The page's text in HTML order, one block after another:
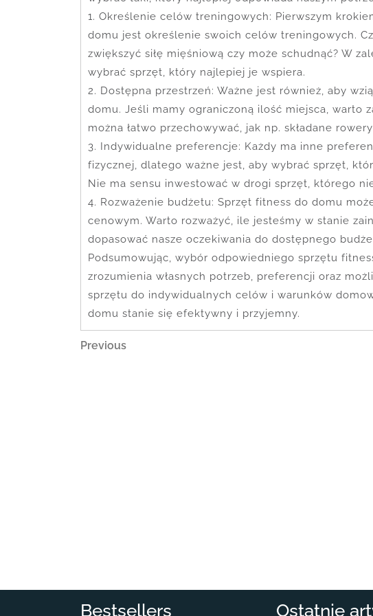
1. Określenie celów treningowych: Pierwszym
domu jest określenie swoich celów treningowych.
zwiększyć siłę mięśniową czy może schudnąć? W
wybrać sprzęt, który najlepiej je wspiera.
2. Dostępna przestrzeń: Ważne jest również, aby
domu. Jeśli mamy ograniczoną ilość miejsca, warto
można łatwo przechowywać, jak np. składane
3. Indywidualne preferencje: Każdy ma inne
fizycznej, dlatego ważne jest, aby wybrać sprzęt,
Nie ma sensu inwestować w drogi sprzęt, którego
4. Rozważenie budżetu: Sprzęt fitness do domu
cenowym. Warto rozważyć, ile jesteśmy w stanie
dopasować nasze oczekiwania do dostępnego
Podsumowując, wybór odpowiedniego sprzętu
zrozumienia własnych potrzeb, preferencji oraz
sprzętu do indywidualnych celów i warunków
domu stanie się efektywny i przyjemny.
Nawigacja
Previous
Previous
Bestsellers Ostatnie